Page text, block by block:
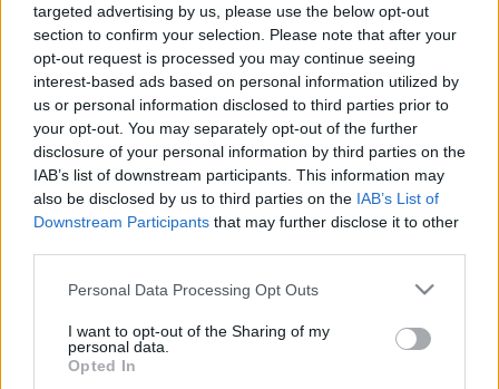
targeted advertising by us, please use the below opt-out
section to confirm your selection. Please note that after your
opt-out request is processed you may continue seeing
interest-based ads based on personal information utilized by
us or personal information disclosed to third parties prior to
your opt-out. You may separately opt-out of the further
disclosure of your personal information by third parties on the
IAB’s list of downstream participants. This information may
also be disclosed by us to third parties on the IAB’s List of
Downstream Participants that may further disclose it to other
Please note that this website/app uses one or more Google
not limited to your visit or usage behaviour. You may click to
grant or deny consent to Google and its third-party tags to
use your data for below specified purposes in below Google
Personal Data Processing Opt Outs
I want to opt-out of the Sharing of my
personal data.
Opted In
Baksa Imre, Vass György, Ficzere Béla (fotók: Dancs
Enikő Bianka)
„Három sármos negyvenes férfi keresi azt a gyönyörű,
rapszodikus, szeretni vágyó, temperamentumos,
tünékeny teremtés és a férfi lelkét mennyire magával
tudja ragadni. A szerelem a fontos, meg egy
nagybőgőtok, ahová akár meztelenül el is lehet bújni.”–
olvasható az alkotók ajánlója az előadás színlapján.